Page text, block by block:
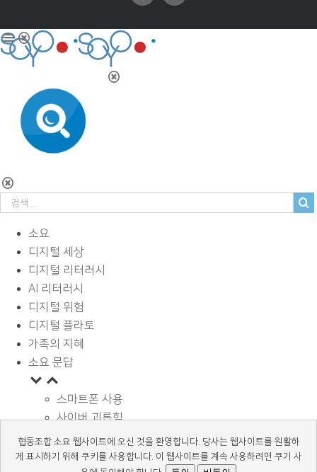
소요
디지털 세상
디지털 리터러시
AI 리터러시
디지털 위험
디지털 플라토
가족의 지혜
소요 문답
스마트폰 사용
사이버 괴롭힘
페이스북과 SNS
디지털과 학습
협동조합 소요 웹사이트에 오신 것을 환영합니다. 당사는 웹사이트를 원활하
게 표시하기 위해 쿠키를 사용합니다. 이 웹사이트를 계속 사용하려면 쿠기 사